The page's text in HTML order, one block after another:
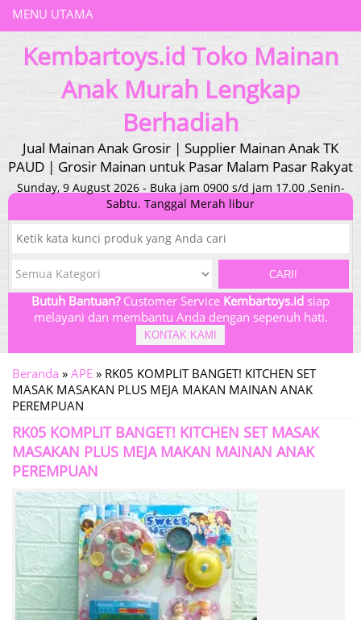
MENU UTAMA
Kembartoys.id Toko Mainan
Anak Murah Lengkap
Berhadiah
Jual Mainan Anak Grosir | Supplier Mainan Anak TK
PAUD | Grosir Mainan untuk Pasar Malam Pasar Rakyat
Sunday, 9 August 2026 - Buka jam 0900 s/d jam 17.00 ,Senin-
Sabtu. Tanggal Merah libur
CARI!
Butuh Bantuan?Customer Service Kembartoys.id siap
melayani dan membantu Anda dengan sepenuh hati.
KONTAK KAMI
Beranda » APE » RK05 KOMPLIT BANGET! KITCHEN SET
MASAK MASAKAN PLUS MEJA MAKAN MAINAN ANAK
PEREMPUAN
RK05 KOMPLIT BANGET! KITCHEN SET MASAK
MASAKAN PLUS MEJA MAKAN MAINAN ANAK
PEREMPUAN